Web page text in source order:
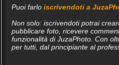
Puoi farlo iscrivendoti a
Non solo: iscrivendoti potrai
pubblicare foto, ricevere
funzionalità di JuzaPhoto. Con
per tutti, dal principiante al